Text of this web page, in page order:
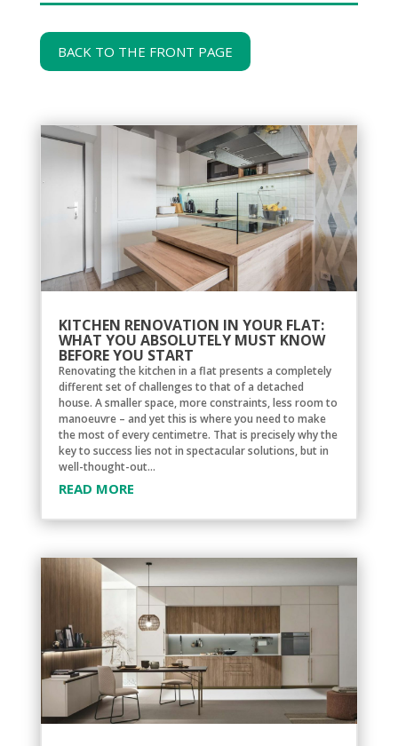
BACK TO THE FRONT PAGE
KITCHEN RENOVATION IN YOUR FLAT:
WHAT YOU ABSOLUTELY MUST KNOW
BEFORE YOU START
Renovating the kitchen in a flat presents a completely
different set of challenges to that of a detached
house. A smaller space, more constraints, less room to
manoeuvre – and yet this is where you need to make
the most of every centimetre. That is precisely why the
key to success lies not in spectacular solutions, but in
well-thought-out...
READ MORE